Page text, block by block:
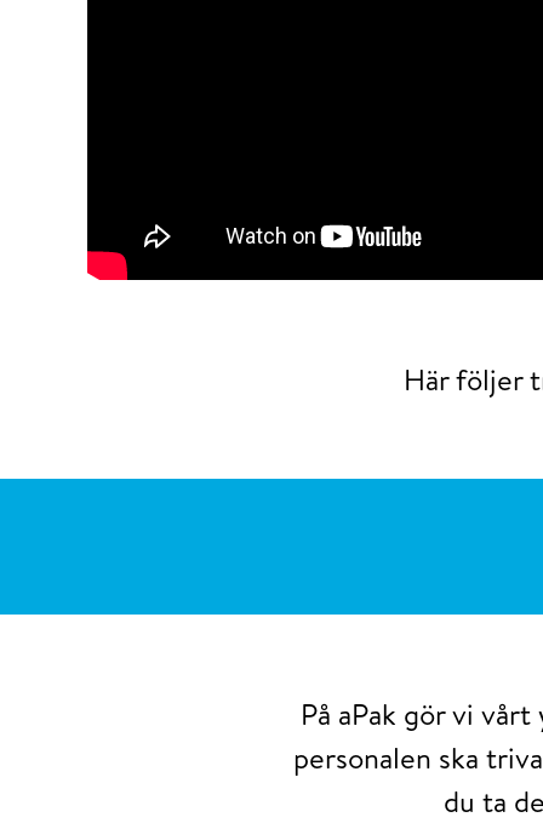
Här följer
På aPak gör vi
personalen ska
du ta